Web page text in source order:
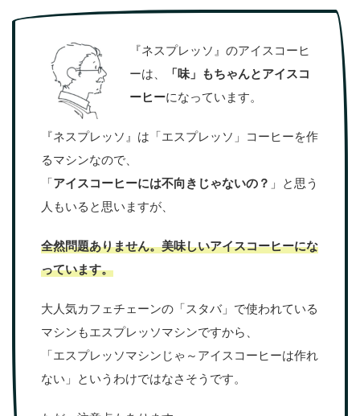
『ネスプレッソ』のアイスコーヒ
ーは、
「味」もちゃんとアイスコ
ーヒーになっています。
『ネスプレッソ』は「エスプレッソ」コーヒーを作
るマシンなので、
「アイスコーヒーには不向きじゃないの？ 」と思う
人もいると思いますが、
全然問題ありません。美味しいアイスコーヒーにな
っています。
大人気カフェチェーンの「スタバ」で使われている
マシンもエスプレッソマシンですから、
「エスプレッソマシンじゃ～アイスコーヒーは作れ
ない」というわけではなさそうです。